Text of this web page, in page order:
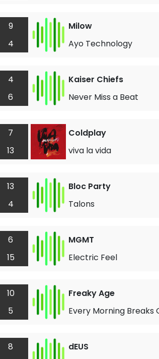
9
4
Milow
Ayo Technology
4
6
Kaiser Chiefs
Never Miss a Beat
7
13
Coldplay
viva la vida
13
4
Bloc Party
Talons
6
15
MGMT
Electric Feel
10
5
Freaky Age
Every Morning Breaks
8
dEUS